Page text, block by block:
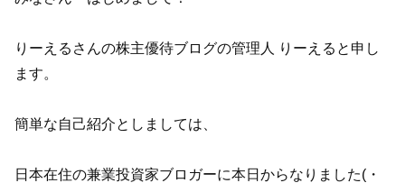
りーえるさんの株主優待ブログの管理人 りーえると申し
ます。
簡単な自己紹介としましては、
日本在住の兼業投資家ブロガーに本日からなりました(・